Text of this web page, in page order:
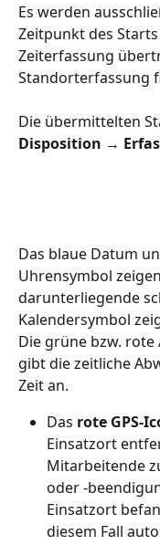
Es werden
Zeitpunkt des
Zeiterfassung
Standorterfassung
Die übermittelten
Disposition →
Das blaue Datum
Uhrensymbol
darunterliegende
Kalendersymbol
Die grüne bzw.
gibt die zeitliche
Zeit an.
Das rote GPS-
Einsatzort
Mitarbeitende
oder -
Einsatzort
diesem Fall